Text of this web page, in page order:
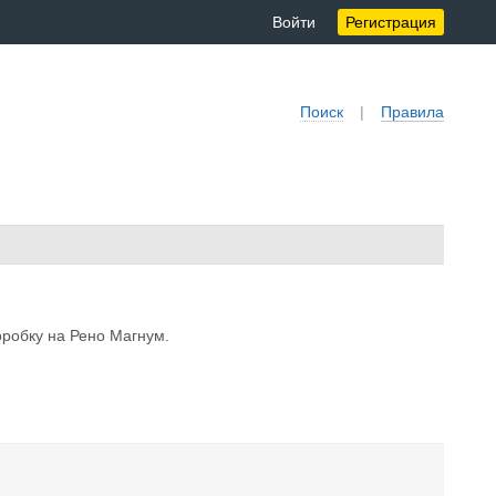
Войти Регистрация
Поиск | Правила
на Рено Магнум.